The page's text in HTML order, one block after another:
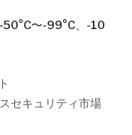
〜-99°C、-10
セキュリティ市場